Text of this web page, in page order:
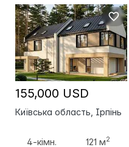
155,000 USD
Київська область, Ірпінь
4-кімн. 121 м2